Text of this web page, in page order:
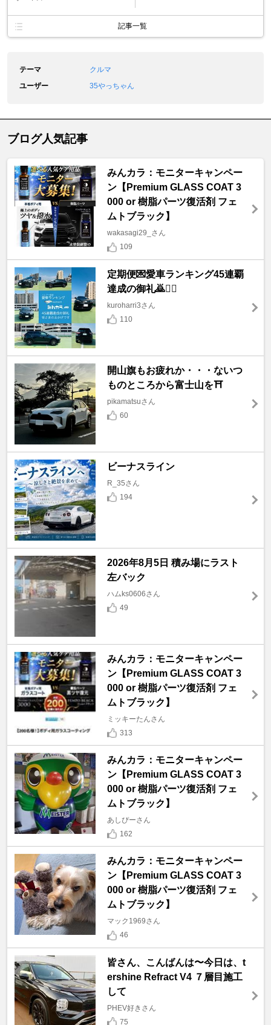
記事一覧
テーマ
クルマ
ユーザー
35やっちゃん
ブログ人気記事
みんカラ：モニターキャンペー
ン【Premium GLASS COAT 3
000 or 樹脂パーツ復活剤 フェ
ムトブラック】
wakasagi29_さん
109
定期便💌愛車ランキング45連覇
達成の御礼🙇🙇‍♀️
kuroharri3さん
110
開山旗もお疲れか・・・ないつ
ものところから富士山を⛩️
pikamatsuさん
60
ビーナスライン
R_35さん
194
2026年8月5日 積み場にラスト
左バック
ハムks0606さん
49
みんカラ：モニターキャンペー
ン【Premium GLASS COAT 3
000 or 樹脂パーツ復活剤 フェ
ムトブラック】
ミッキーたんさん
313
みんカラ：モニターキャンペー
ン【Premium GLASS COAT 3
000 or 樹脂パーツ復活剤 フェ
ムトブラック】
あしぴーさん
162
みんカラ：モニターキャンペー
ン【Premium GLASS COAT 3
000 or 樹脂パーツ復活剤 フェ
ムトブラック】
マック1969さん
46
皆さん、こんばんは〜今日は、t
ershine Refract V4 ７層目施工
して
PHEV好きさん
75